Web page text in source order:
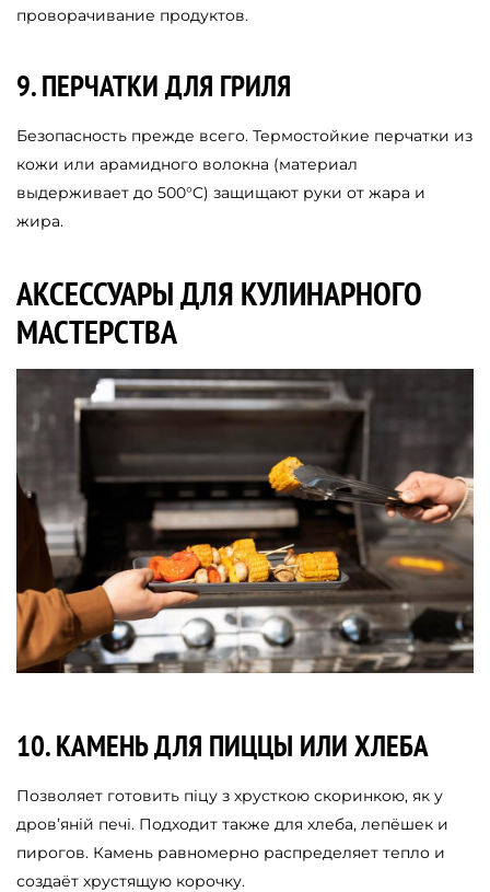
проворачивание продуктов.
9. ПЕРЧАТКИ ДЛЯ ГРИЛЯ
Безопасность прежде всего. Термостойкие перчатки из
кожи или арамидного волокна (материал
выдерживает до 500°C) защищают руки от жара и
жира.
АКСЕССУАРЫ ДЛЯ КУЛИНАРНОГО
МАСТЕРСТВА
10. КАМЕНЬ ДЛЯ ПИЦЦЫ ИЛИ ХЛЕБА
Позволяет готовить піцу з хрусткою скоринкою, як у
дров’яній печі. Подходит также для хлеба, лепёшек и
пирогов. Камень равномерно распределяет тепло и
создаёт хрустящую корочку.